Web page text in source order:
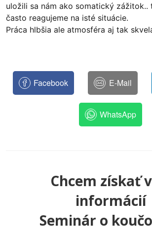
uložili sa nám ako somatický
často reagujeme na isté situácie.
Práca hlbšia ale atmosféra aj tak
Facebook E-Mail
WhatsApp
Chcem získať
informácií
Seminár o